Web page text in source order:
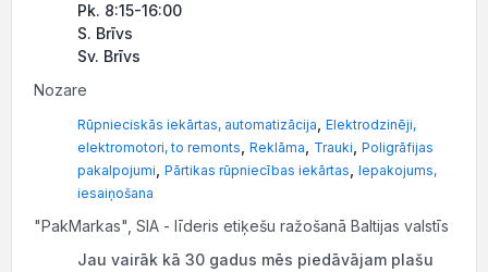
Pk. 8:15-16:00
S. Brīvs
Sv. Brīvs
Nozare
Rūpnieciskās iekārtas, automatizācija Elektrodzinēji,
elektromotori, to remonts Reklāma Trauki Poligrāfijas
pakalpojumi Pārtikas rūpniecības iekārtas Iepakojums,
iesaiņošana
"PakMarkas", SIA - līderis etiķešu ražošanā Baltijas valstīs
Jau vairāk kā 30 gadus mēs piedāvājam plašu